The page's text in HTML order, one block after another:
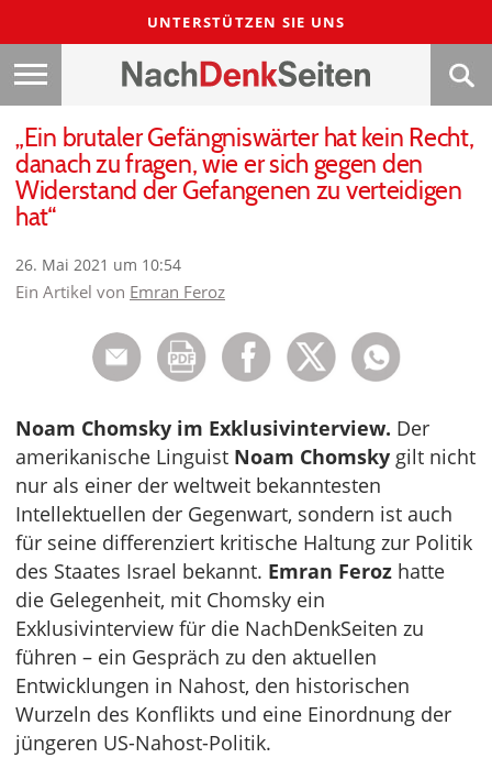
UNTERSTÜTZEN SIE UNS
„Ein brutaler Gefängniswärter hat kein Recht,
danach zu fragen, wie er sich gegen den
Widerstand der Gefangenen zu verteidigen
hat“
26. Mai 2021 um 10:54
Ein Artikel von Emran Feroz
Noam Chomsky im Exklusivinterview. Der
amerikanische Linguist Noam Chomsky gilt nicht
nur als einer der weltweit bekanntesten
Intellektuellen der Gegenwart, sondern ist auch
für seine differenziert kritische Haltung zur Politik
des Staates Israel bekannt. Emran Feroz hatte
die Gelegenheit, mit Chomsky ein
Exklusivinterview für die NachDenkSeiten zu
führen – ein Gespräch zu den aktuellen
Entwicklungen in Nahost, den historischen
Wurzeln des Konflikts und eine Einordnung der
jüngeren US-Nahost-Politik.